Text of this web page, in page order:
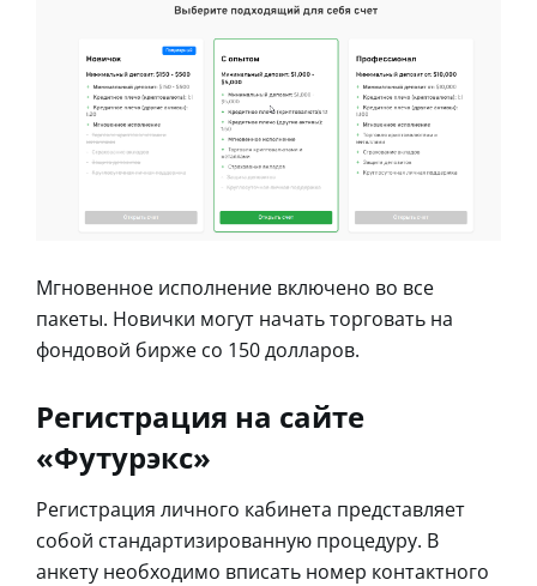
Мгновенное исполнение включено во все
пакеты. Новички могут начать торговать на
фондовой бирже со 150 долларов.
Регистрация на сайте
«Футурэкс»
Регистрация личного кабинета представляет
собой стандартизированную процедуру. В
анкету необходимо вписать номер контактного